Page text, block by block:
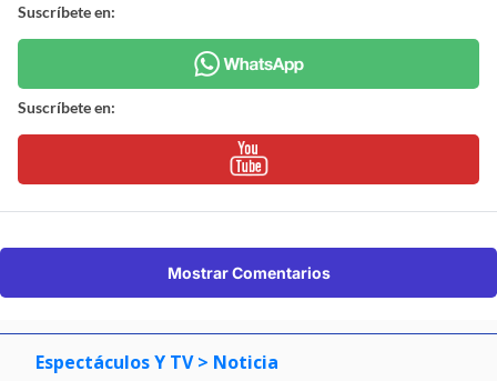
Suscríbete en:
Suscríbete en:
Mostrar Comentarios
Espectáculos Y TV > Noticia